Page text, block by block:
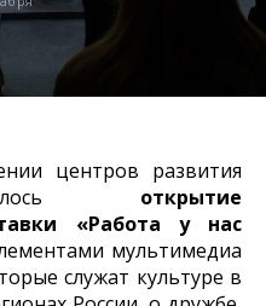
центров развития
открытие
«Работа у нас
мультимедиа
служат культуре в